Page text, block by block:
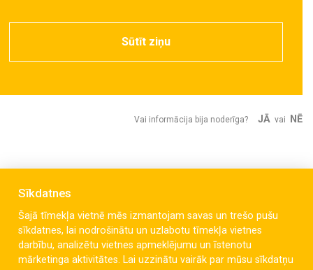
Sūtīt ziņu
Vai informācija bija noderīga? JĀ vai NĒ
Sīkdatnes
Šajā tīmekļa vietnē mēs izmantojam savas un trešo pušu
sīkdatnes, lai nodrošinātu un uzlabotu tīmekļa vietnes
darbību, analizētu vietnes apmeklējumu un īstenotu
mārketinga aktivitātes. Lai uzzinātu vairāk par mūsu sīkdatņu